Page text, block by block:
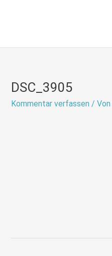
DSC_3905
Kommentar verfassen / Von